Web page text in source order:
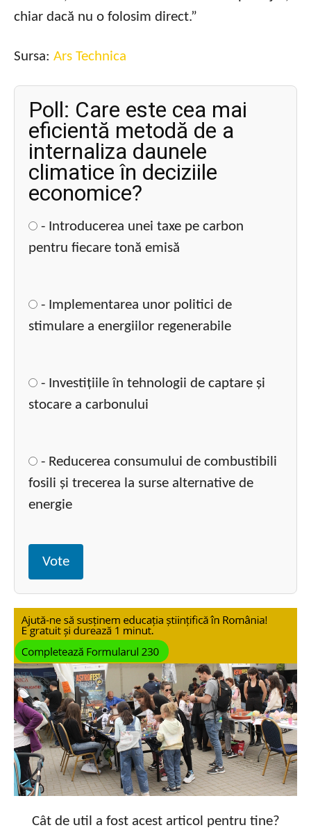
chiar dacă nu o folosim direct.”
Sursa: Ars Technica
Poll: Care este cea mai
eficientă metodă de a
internaliza daunele
climatice în deciziile
economice?
- Introducerea unei taxe pe carbon
pentru fiecare tonă emisă
- Implementarea unor politici de
stimulare a energiilor regenerabile
- Investițiile în tehnologii de captare și
stocare a carbonului
- Reducerea consumului de combustibili
fosili și trecerea la surse alternative de
energie
Vote
Cât de util a fost acest articol pentru tine?